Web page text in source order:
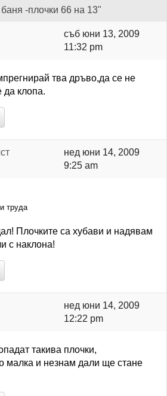
-плочки 66 на 13"
съб юни 13, 2009
11:32 pm
тва дръво,да се не
да клопа.
нед юни 14, 2009
9:25 am
труда
Плочките са хубави и надявам
с наклона!
нед юни 14, 2009
12:22 pm
такива плочки,
малка и незнам дали ще стане